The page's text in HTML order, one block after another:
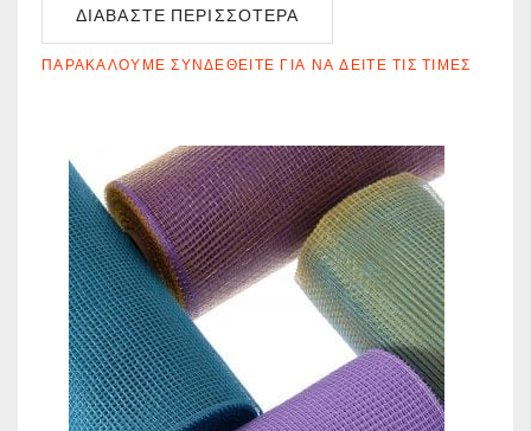
ΔΙΑΒΆΣΤΕ ΠΕΡΙΣΣΌΤΕΡΑ
ΠΑΡΑΚΑΛΟΎΜΕ ΣΥΝΔΕΘΕΊΤΕ ΓΙΑ ΝΑ ΔΕΊΤΕ ΤΙΣ ΤΙΜΈΣ